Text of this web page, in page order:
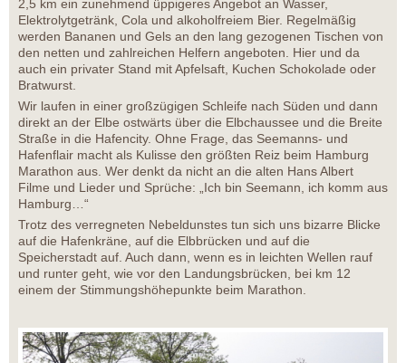
2,5 km ein zunehmend üppigeres Angebot an Wasser,
Elektrolytgetränk, Cola und alkoholfreiem Bier. Regelmäßig
werden Bananen und Gels an den lang gezogenen Tischen von
den netten und zahlreichen Helfern angeboten. Hier und da
auch ein privater Stand mit Apfelsaft, Kuchen Schokolade oder
Bratwurst.
Wir laufen in einer großzügigen Schleife nach Süden und dann
direkt an der Elbe ostwärts über die Elbchaussee und die Breite
Straße in die Hafencity. Ohne Frage, das Seemanns- und
Hafenflair macht als Kulisse den größten Reiz beim Hamburg
Marathon aus. Wer denkt da nicht an die alten Hans Albert
Filme und Lieder und Sprüche: „Ich bin Seemann, ich komm aus
Hamburg…“
Trotz des verregneten Nebeldunstes tun sich uns bizarre Blicke
auf die Hafenkräne, auf die Elbbrücken und auf die
Speicherstadt auf. Auch dann, wenn es in leichten Wellen rauf
und runter geht, wie vor den Landungsbrücken, bei km 12
einem der Stimmungshöhepunkte beim Marathon.